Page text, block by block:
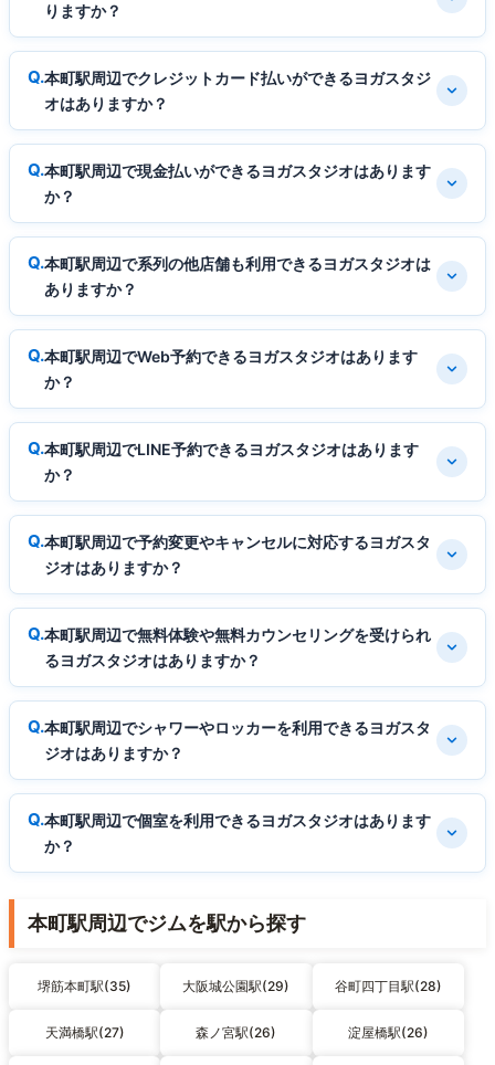
りますか？
本町駅周辺でクレジットカード払いができるヨガスタジ
オはありますか？
本町駅周辺で現金払いができるヨガスタジオはあります
か？
本町駅周辺で系列の他店舗も利用できるヨガスタジオは
ありますか？
本町駅周辺でWeb予約できるヨガスタジオはあります
か？
本町駅周辺でLINE予約できるヨガスタジオはあります
か？
本町駅周辺で予約変更やキャンセルに対応するヨガスタ
ジオはありますか？
本町駅周辺で無料体験や無料カウンセリングを受けられ
るヨガスタジオはありますか？
本町駅周辺でシャワーやロッカーを利用できるヨガスタ
ジオはありますか？
本町駅周辺で個室を利用できるヨガスタジオはあります
か？
本町駅周辺でジムを駅から探す
堺筋本町駅(35) 大阪城公園駅(29) 谷町四丁目駅(28)
天満橋駅(27) 森ノ宮駅(26) 淀屋橋駅(26)